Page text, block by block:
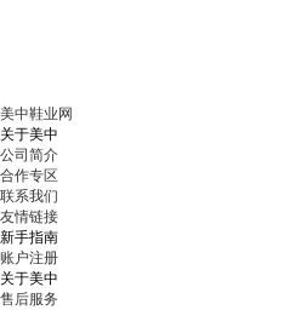
美中鞋业网
关于美中
公司简介
合作专区
联系我们
友情链接
新手指南
账户注册
关于美中
售后服务